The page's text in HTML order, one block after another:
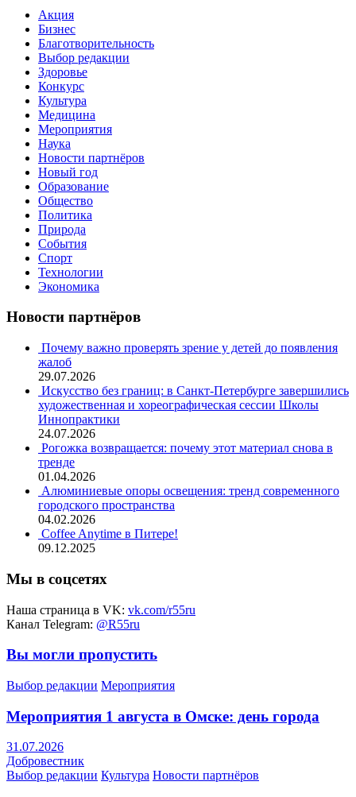
Акция
Бизнес
Благотворительность
Выбор редакции
Здоровье
Конкурс
Культура
Медицина
Мероприятия
Наука
Новости партнёров
Новый год
Образование
Общество
Политика
Природа
События
Спорт
Технологии
Экономика
Новости партнёров
Почему важно проверять зрение у детей до появления
жалоб
29.07.2026
Искусство без границ: в Санкт-Петербурге завершились
художественная и хореографическая сессии Школы
Иннопрактики
24.07.2026
Рогожка возвращается: почему этот материал снова в
тренде
01.04.2026
Алюминиевые опоры освещения: тренд современного
городского пространства
04.02.2026
Coffee Anytime в Питере!
09.12.2025
Мы в соцсетях
Наша страница в VK: vk.com/r55ru
Канал Telegram: @R55ru
Вы могли пропустить
Выбор редакции Мероприятия
Мероприятия 1 августа в Омске: день города
31.07.2026
Добровестник
Выбор редакции Культура Новости партнёров